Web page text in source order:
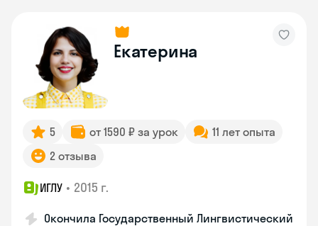
Екатерина
5 от 1590 ₽ за урок
11 лет опыта
2 отзыва
ИГЛУ • 2015 г.
Окончила Государственный Лингвистический